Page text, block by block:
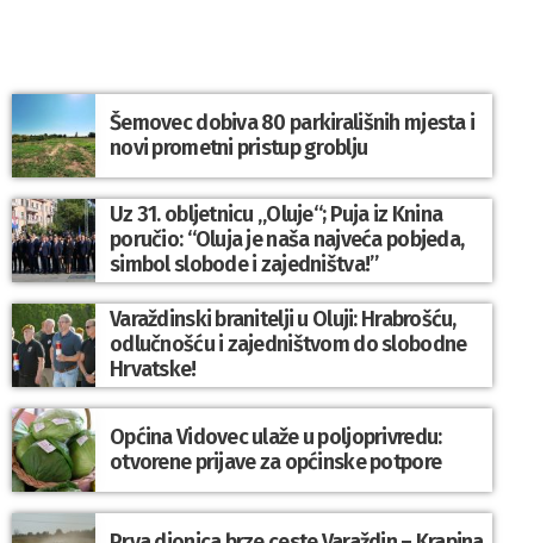
Šemovec dobiva 80 parkirališnih mjesta i
novi prometni pristup groblju
Uz 31. obljetnicu „Oluje“; Puja iz Knina
poručio: “Oluja je naša najveća pobjeda,
simbol slobode i zajedništva!”
Varaždinski branitelji u Oluji: Hrabrošću,
odlučnošću i zajedništvom do slobodne
Hrvatske!
Općina Vidovec ulaže u poljoprivredu:
otvorene prijave za općinske potpore